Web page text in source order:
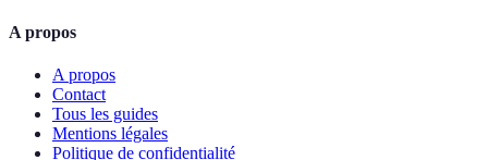
A propos
A propos
Contact
Tous les guides
Mentions légales
Politique de confidentialité